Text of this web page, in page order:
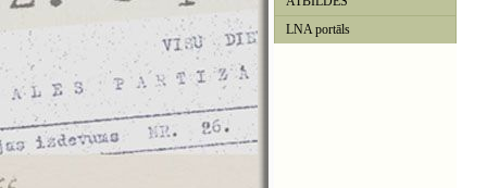
LNA portāls